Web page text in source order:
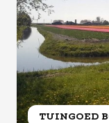
TUINGOED